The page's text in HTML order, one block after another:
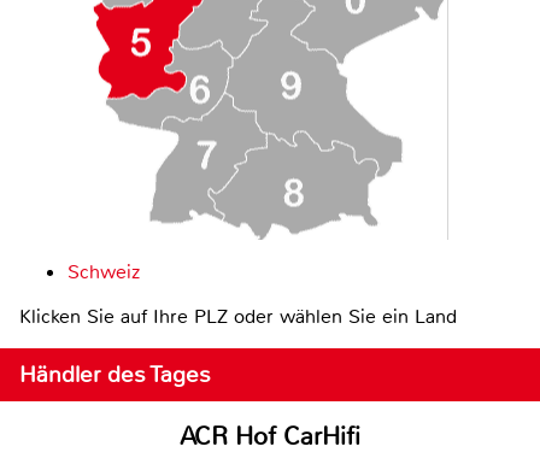
Schweiz
Klicken Sie auf Ihre PLZ oder wählen Sie ein Land
Händler des Tages
ACR Hof CarHifi